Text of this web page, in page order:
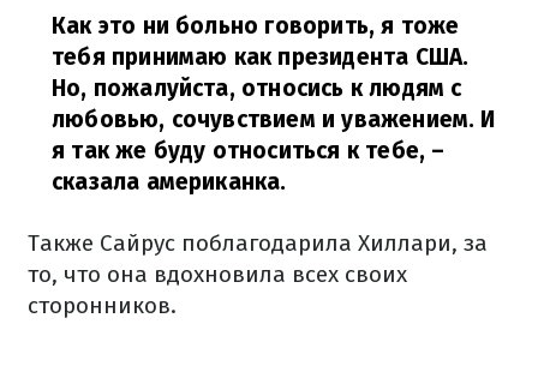
Как это ни больно говорить, я тоже
тебя принимаю как президента США.
Но, пожалуйста, относись к людям с
любовью, сочувствием и уважением. И
я так же буду относиться к тебе, –
сказала американка.
Также Сайрус поблагодарила Хиллари, за
то, что она вдохновила всех своих
сторонников.